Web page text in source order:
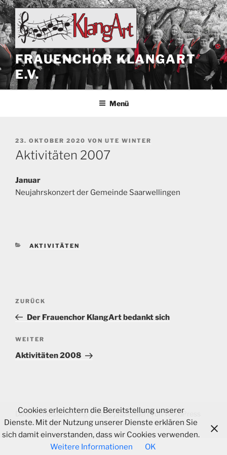
Zum
Inhalt
springen
FRAUENCHOR KLANGART
E.V.
Menü
VERÖFFENTLICHT
AM
23. OKTOBER 2020 VON UTE WINTER
Aktivitäten 2007
Januar
Neujahrskonzert der Gemeinde Saarwellingen
KATEGORIEN
AKTIVITÄTEN
Beitragsnavigation
Vorheriger
Beitrag
ZURÜCK
Der Frauenchor KlangArt bedankt sich
Nächster
Beitrag
WEITER
Aktivitäten 2008
Datenschutzerklärung Stolz präsentiert von WordPress
Cookies erleichtern die Bereitstellung unserer
Dienste. Mit der Nutzung unserer Dienste erklären Sie
sich damit einverstanden, dass wir Cookies verwenden.
Weitere Informationen
OK